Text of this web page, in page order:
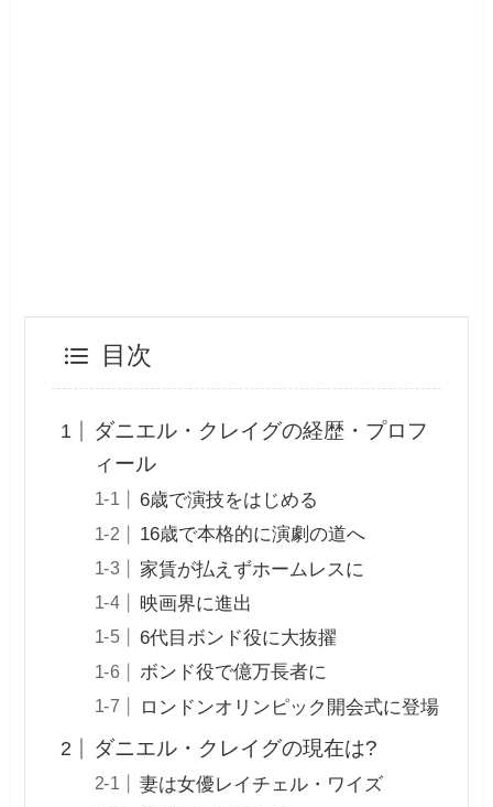
目次
ダニエル・クレイグの経歴・プロフ
ィール
6歳で演技をはじめる
16歳で本格的に演劇の道へ
家賃が払えずホームレスに
映画界に進出
6代目ボンド役に大抜擢
ボンド役で億万長者に
ロンドンオリンピック開会式に登場
ダニエル・クレイグの現在は?
妻は女優レイチェル・ワイズ